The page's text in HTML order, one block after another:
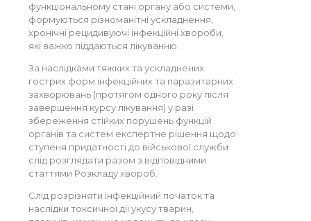
функціональному стані органу або системи,
формуються різноманітні ускладнення,
хронічні рецидивуючі інфекційні хвороби,
які важко піддаються лікуванню.
За наслідками тяжких та ускладнених
гострих форм інфекційних та паразитарних
захворювань (протягом одного року після
завершення курсу лікування) у разі
збереження стійких порушень функцій
органів та систем експертне рішення щодо
ступеня придатності до військової служби
слід розглядати разом з відповідними
статтями Розкладу хвороб.
Слід розрізняти інфекційний початок та
наслідки токсичної дії укусу тварин,